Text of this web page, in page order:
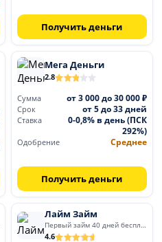
Получить деньги
Мега Деньги
2.8
Сумма от 3 000 до 30 000 ₽
Срок от 5 до 33 дней
Ставка
0-0,8% в день (ПСК
292%)
Одобрение Среднее
Получить деньги
Лайм Займ
Первый займ 40 дней бесплатно
4.6